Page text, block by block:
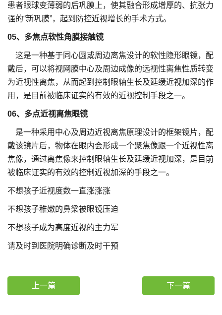
患者眼球变薄弱的后巩膜上，使其融合形成增厚的、抗张力
强的“新巩膜”，起到防控近视增长的手术方式。
05、多焦点软性角膜接触镜
这是一种基于同心圆或周边离焦设计的软性隐形眼镜，配
戴后，可以将视网膜中心及周边成像的远视性离焦性质转变
为近视性离焦，从而起到控制眼轴生长及延缓近视加深的作
用，是目前被临床证实的有效的近视控制手段之一。
06、多点近视离焦眼镜
是一种采用中心及周边近视离焦原理设计的框架镜片，配
戴该镜片后，物体在眼内会形成一个聚焦像跟一个近视性离
焦像，通过离焦像来控制眼轴生长及延缓近视加深，是目前
被临床证实的有效的控制近视加深的手段之一。
不想孩子近视度数一直涨涨涨
不想孩子稚嫩的鼻梁被眼镜压迫
不想孩子成为高度近视的主力军
请及时到医院明确诊断及时干预
上一篇 下一篇